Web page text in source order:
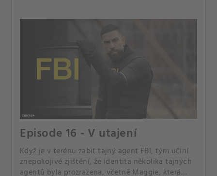
Episode 16 - V utajení
Když je v terénu zabit tajný agent FBI, tým učiní
znepokojivé zjištění, že identita několika tajných
agentů byla prozrazena, včetně Maggie, která